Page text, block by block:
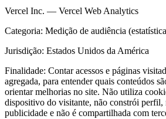
Vercel Inc. — Vercel Web Analytics
Categoria: Medição de audiência
Jurisdição: Estados Unidos da América
Finalidade: Contar acessos e páginas
agregada, para entender quais conteúdos
orientar melhorias no site. Não utiliza
dispositivo do visitante, não constrói perfil,
publicidade e não é compartilhada com